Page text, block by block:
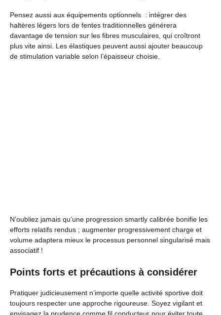
Pensez aussi aux équipements optionnels : intégrer des
haltères légers lors de fentes traditionnelles générera
davantage de tension sur les fibres musculaires, qui croîtront
plus vite ainsi. Les élastiques peuvent aussi ajouter beaucoup
de stimulation variable selon l’épaisseur choisie.
N’oubliez jamais qu’une progression smartly calibrée bonifie les
efforts relatifs rendus ; augmenter progressivement charge et
volume adaptera mieux le processus personnel singularisé mais
associatif !
Points forts et précautions à considérer
Pratiquer judicieusement n’importe quelle activité sportive doit
toujours respecter une approche rigoureuse. Soyez vigilant et